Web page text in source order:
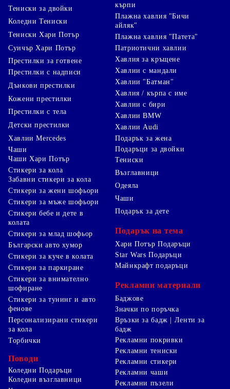
Тениски за двойки
Коледни Тениски
Тениски Хари Потър
Суичър Хари Потър
Престилки за готвене
Престилки с надписи
Дънкови престилки
Кожени престилки
Престилки с тела
Детски престилки
кърпи
Плажна хавлия "Бичи
айляк"
Плажна хавлия "Патета"
Патриотични хавлии
Хавлия за кръщене
Хавлии с мандали
Хавлии "Батман"
Хавлия / кърпа с име
Хавлии с бири
Хавлии BMW
Хавлии Audi
Хавлии Mercedes
Чаши
Чаши Хари Потър
Стикери за кола
Забавни стикери за кола
Стикери за жени шофьори
Стикери за мъже шофьори
Стикери бебе и дете в
колата
Стикери за млад шофьор
Български авто хумор
Стикери за куче в колата
Стикери за паркиране
Стикери за внимателно
шофиране
Стикери за тунинг и авто
фенове
Персонализирани стикери
за кола
Торбички
Поводи
Коледни Подаръци
Коледни възглавници
Подарък за жена
Подаръци за двойки
Тениски
Възглавници
Одеяла
Чаши
Подарък за дете
Подарък на тема
Хари Потър Подаръци
Star Wars Подаръци
Майнкрафт подаръци
Рекламни материали
Баджове
Значки по поръчка
Връзки за бадж | Ленти за
бадж
Рекламни покривки
Рекламни тениски
Рекламни стикери
Рекламни чаши
Рекламни пъзели